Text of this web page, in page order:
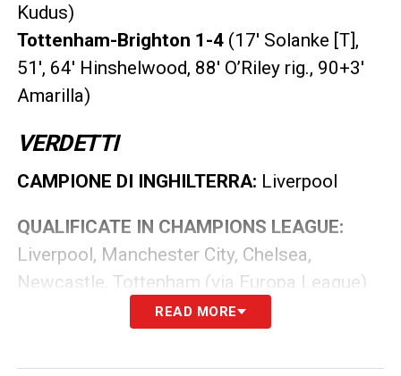
Kudus)
Tottenham-Brighton 1-4(17′ Solanke [T],
51′, 64′ Hinshelwood, 88′ O’Riley rig., 90+3′
Amarilla)
VERDETTI
CAMPIONE DI INGHILTERRA: Liverpool
QUALIFICATE IN CHAMPIONS LEAGUE:
Liverpool, Manchester City, Chelsea,
Newcastle, Tottenham (via Europa League)
QUALIFICATE IN EUROPA LEAGUE:
READ MORE